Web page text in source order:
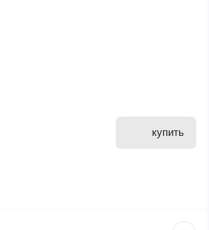
купить